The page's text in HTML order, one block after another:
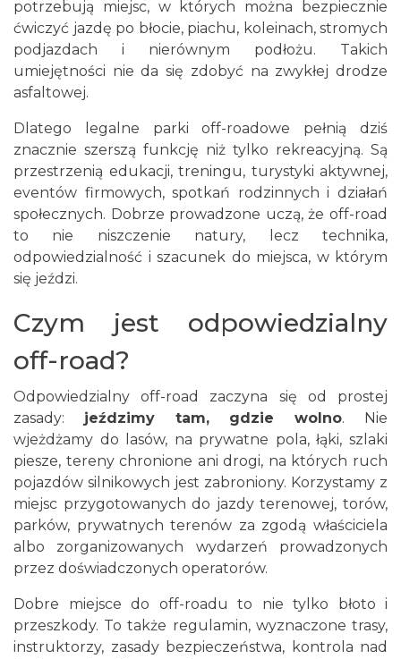
potrzebują miejsc, w których można bezpiecznie
ćwiczyć jazdę po błocie, piachu, koleinach, stromych
podjazdach i nierównym podłożu. Takich
umiejętności nie da się zdobyć na zwykłej drodze
asfaltowej.
Dlatego legalne parki off-roadowe pełnią dziś
znacznie szerszą funkcję niż tylko rekreacyjną. Są
przestrzenią edukacji, treningu, turystyki aktywnej,
eventów firmowych, spotkań rodzinnych i działań
społecznych. Dobrze prowadzone uczą, że off-road
to nie niszczenie natury, lecz technika,
odpowiedzialność i szacunek do miejsca, w którym
się jeździ.
Czym jest odpowiedzialny
off-road?
Odpowiedzialny off-road zaczyna się od prostej
zasady: jeździmy tam, gdzie wolno. Nie
wjeżdżamy do lasów, na prywatne pola, łąki, szlaki
piesze, tereny chronione ani drogi, na których ruch
pojazdów silnikowych jest zabroniony. Korzystamy z
miejsc przygotowanych do jazdy terenowej, torów,
parków, prywatnych terenów za zgodą właściciela
albo zorganizowanych wydarzeń prowadzonych
przez doświadczonych operatorów.
Dobre miejsce do off-roadu to nie tylko błoto i
przeszkody. To także regulamin, wyznaczone trasy,
instruktorzy, zasady bezpieczeństwa, kontrola nad